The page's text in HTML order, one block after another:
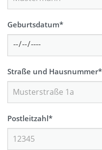
Geburtsdatum*
Straße und Hausnummer*
Postleitzahl*